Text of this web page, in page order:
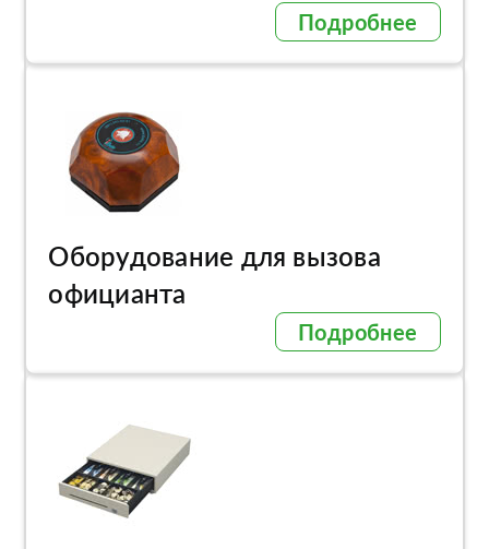
Подробнее
Оборудование для вызова
официанта
Подробнее